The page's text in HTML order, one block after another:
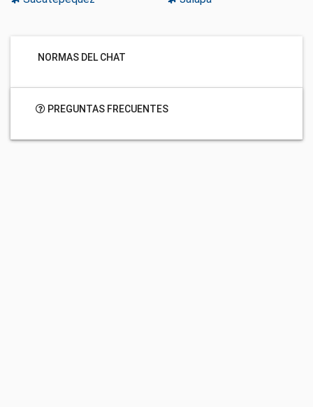
NORMAS DEL CHAT
PREGUNTAS FRECUENTES